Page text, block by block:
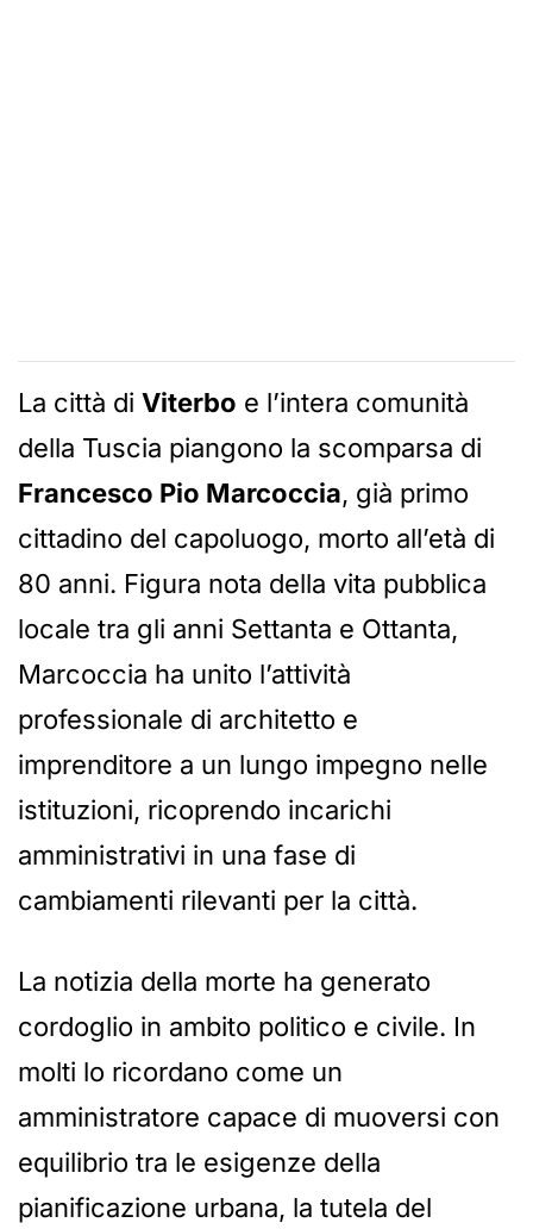
La città di Viterbo e l’intera comunità
della Tuscia piangono la scomparsa di
Francesco Pio Marcoccia, già primo
cittadino del capoluogo, morto all’età di
80 anni. Figura nota della vita pubblica
locale tra gli anni Settanta e Ottanta,
Marcoccia ha unito l’attività
professionale di architetto e
imprenditore a un lungo impegno nelle
istituzioni, ricoprendo incarichi
amministrativi in una fase di
cambiamenti rilevanti per la città.
La notizia della morte ha generato
cordoglio in ambito politico e civile. In
molti lo ricordano come un
amministratore capace di muoversi con
equilibrio tra le esigenze della
pianificazione urbana, la tutela del